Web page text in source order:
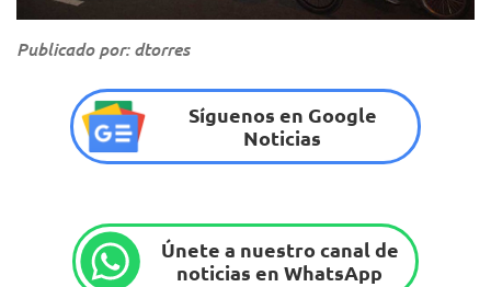
Publicado por: dtorres
Síguenos en Google
Noticias
Únete a nuestro canal de
noticias en WhatsApp